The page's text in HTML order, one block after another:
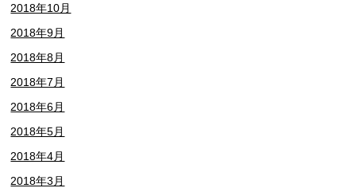
2018年10月
2018年9月
2018年8月
2018年7月
2018年6月
2018年5月
2018年4月
2018年3月